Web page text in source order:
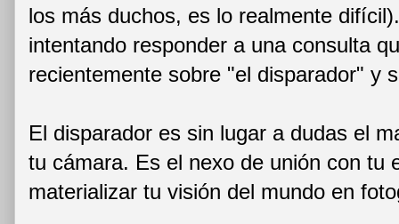
los más duchos, es lo realmente
intentando responder a una consulta
recientemente sobre "el disparador" y
El disparador es sin lugar a dudas el
tu cámara. Es el nexo de unión con tu
materializar tu visión del mundo en